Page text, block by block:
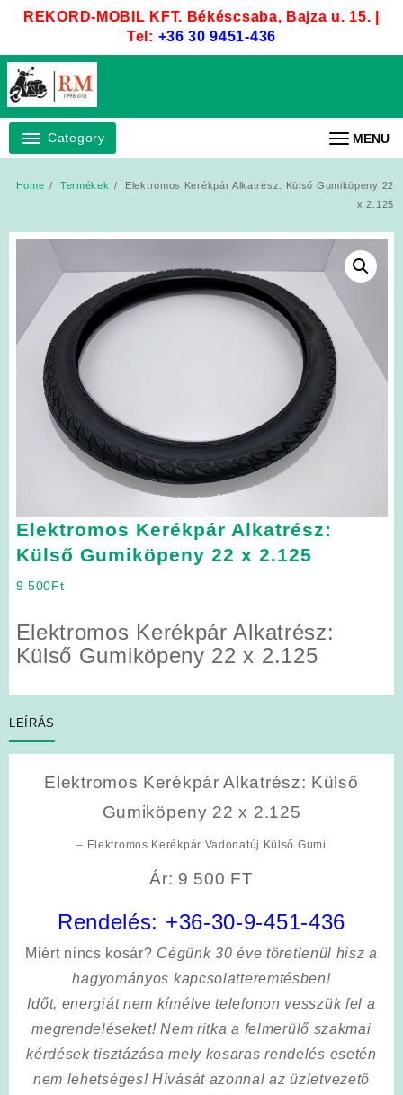
REKORD-MOBIL KFT. Békéscsaba, Bajza u. 15. |
Tel: +36 30 9451-436
Category MENU
Home Termékek
Elektromos Kerékpár Alkatrész: Külső Gumiköpeny 22
x 2.125
Elektromos Kerékpár Alkatrész:
Külső Gumiköpeny 22 x 2.125
9 500Ft
Elektromos Kerékpár Alkatrész:
Külső Gumiköpeny 22 x 2.125
LEÍRÁS
Elektromos Kerékpár Alkatrész: Külső
Gumiköpeny 22 x 2.125
– Elektromos Kerékpár Vadonatúj Külső Gumi
Ár: 9 500 FT
Rendelés: +36-30-9-451-436
Miért nincs kosár? Cégünk 30 éve töretlenül hisz a
hagyományos kapcsolatteremtésben!
Időt, energiát nem kímélvetelefonon vesszük fel a
megrendeléseket! Nem ritka a felmerülő szakmai
kérdések tisztázása mely kosaras rendelés esetén
nem lehetséges! Hívását azonnal az üzletvezető